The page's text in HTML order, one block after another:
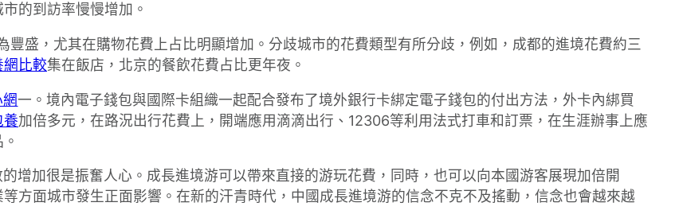
的到訪率慢慢增加。
盛，尤其在購物花費上占比明顯增加。分歧城市的花費類型有所分歧，例如，成都的進境花費約三
網比較集在飯店，北京的餐飲花費占比更年夜。
網一。境內電子錢包與國際卡組織一起配合發布了境外銀行卡綁定電子錢包的付出方法，外卡內綁買
養加倍多元，在路況出行花費上，開端應用滴滴出行、12306等利用法式打車和訂票，在生涯辦事上應
增加很是振奮人心。成長進境游可以帶來直接的游玩花費，同時，也可以向本國游客展現加倍開
方面城市發生正面影響。在新的汗青時代，中國成長進境游的信念不克不及搖動，信念也會越來越